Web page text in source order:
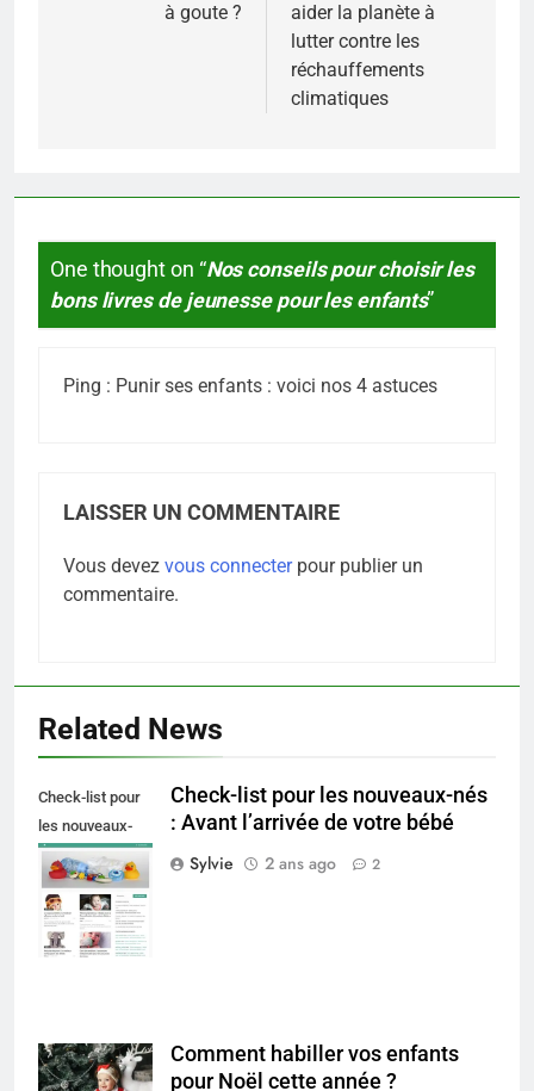
à goute ?
aider la planète à
lutter contre les
réchauffements
climatiques
One thought on “Nos conseils pour choisir les
bons livres de jeunesse pour les enfants”
Ping : Punir ses enfants : voici nos 4 astuces
LAISSER UN COMMENTAIRE
Vous devez vous connecterpour publier un
commentaire.
Related News
Check-list pour
les nouveaux-
nés : Avant
l'arrivée de votre
bébé
Check-list pour les nouveaux-nés
: Avant l’arrivée de votre bébé
Sylvie
2 ans ago 2
Comment habiller vos enfants
pour Noël cette année ?